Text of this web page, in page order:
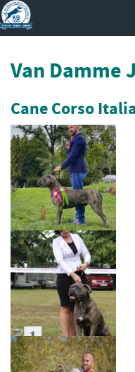
Van Damme
Cane Corso